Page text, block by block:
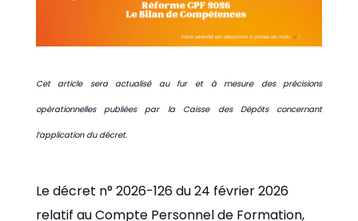
Cet article sera actualisé au fur et à mesure des précisions
opérationnelles publiées par la Caisse des Dépôts concernant
l’application du décret.
Le décret n° 2026-126 du 24 février 2026
relatif au Compte Personnel de Formation,